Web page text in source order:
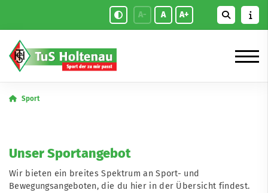
A- A A+
Sport
Unser Sportangebot
Wir bieten ein breites Spektrum an Sport- und
Bewegungsangeboten, die du hier in der Übersicht findest.